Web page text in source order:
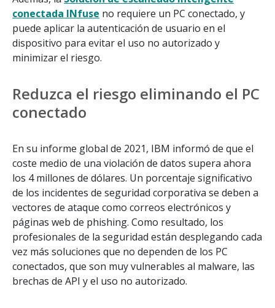
conectada INfuse no requiere un PC conectado, y
puede aplicar la autenticación de usuario en el
dispositivo para evitar el uso no autorizado y
minimizar el riesgo.
Reduzca el riesgo eliminando el PC
conectado
En su informe global de 2021, IBM informó de que el
coste medio de una violación de datos supera ahora
los 4 millones de dólares. Un porcentaje significativo
de los incidentes de seguridad corporativa se deben a
vectores de ataque como correos electrónicos y
páginas web de phishing. Como resultado, los
profesionales de la seguridad están desplegando cada
vez más soluciones que no dependen de los PC
conectados, que son muy vulnerables al malware, las
brechas de API y el uso no autorizado.